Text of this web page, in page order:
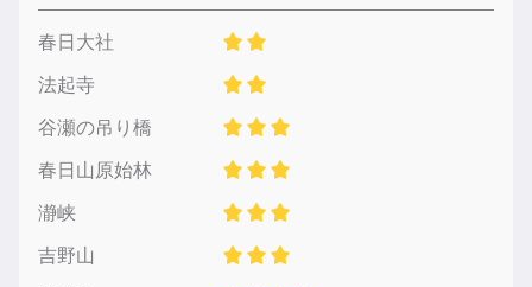
春日大社
法起寺
谷瀬の吊り橋
春日山原始林
瀞峡
吉野山